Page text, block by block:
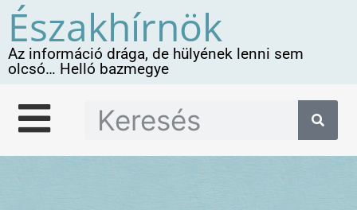
Északhírnök
Az információ drága, de hülyének lenni sem
olcsó… Helló bazmegye